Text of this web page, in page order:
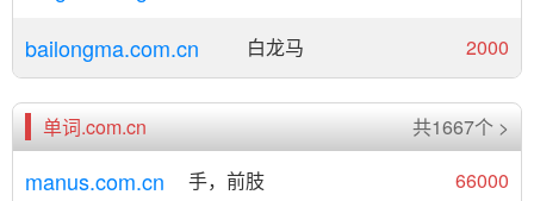
bailongma.com.cn 白龙马 2000
单词.com.cn 共1667个 >
manus.com.cn 手，前肢 66000